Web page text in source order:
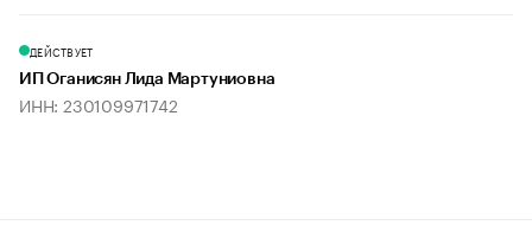
ДЕЙСТВУЕТ
ИП Оганисян Лида Мартуниовна
ИНН: 230109971742